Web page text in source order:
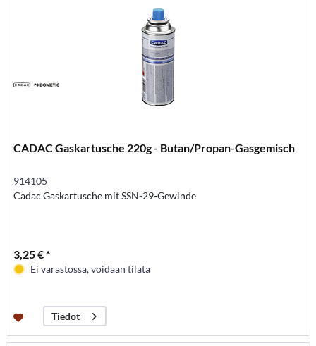
CADAC Gaskartusche 220g - Butan/Propan-Gasgemisch
914105
Cadac Gaskartusche mit SSN-29-Gewinde
3,25 € *
Ei varastossa, voidaan tilata
Tiedot